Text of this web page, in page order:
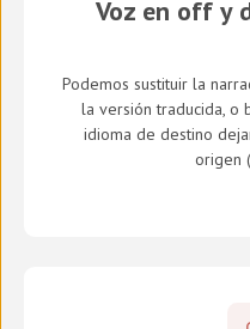
Voz en off y
Podemos sustituir la
la versión traducida, o
idioma de destino
origen (